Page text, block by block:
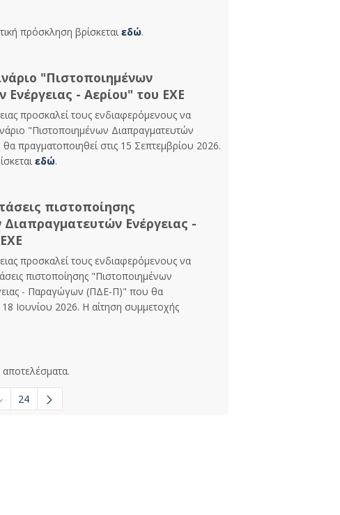
πρόσκληση βρίσκεταιεδώ.
"Πιστοποιημένων
- Αερίου" του ΕΧΕ
προσκαλεί τους ενδιαφερόμενους να
"Πιστοποιημένων Διαπραγματευτών
πραγματοποιηθεί στις 15 Σεπτεμβρίου 2026.
εδώ.
πιστοποίησης
Ενέργειας -
προσκαλεί τους ενδιαφερόμενους να
πιστοποίησης "Πιστοποιημένων
- Παραγώγων (ΠΔΕ-Π)" που θα
Ιουνίου 2026. Η αίτηση συμμετοχής
σελίδες Use TAB to navigate.
24